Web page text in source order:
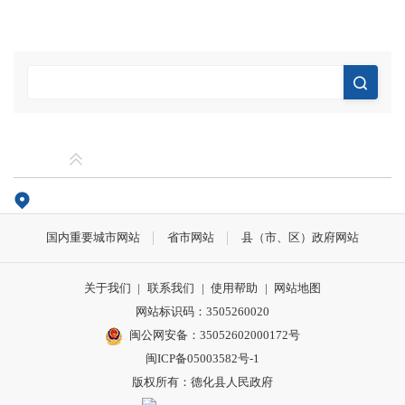
国内重要城市网站 省市网站 县（市、区）政府网站
关于我们 | 联系我们 | 使用帮助 | 网站地图
网站标识码：3505260020
闽公网安备：35052602000172号
闽ICP备05003582号-1
版权所有：德化县人民政府